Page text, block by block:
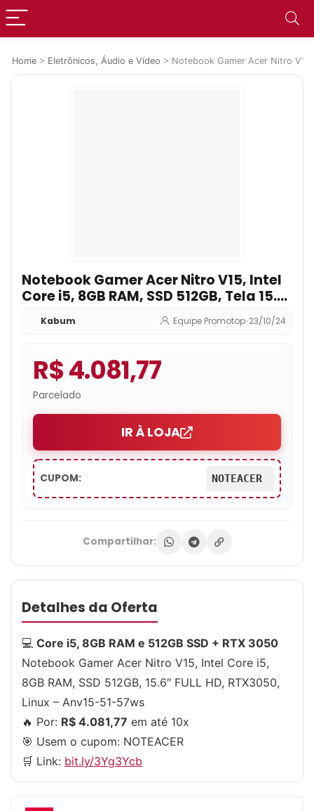
Home > Eletrônicos, Áudio e Vídeo > Notebook Gamer Acer Nitro V15,
Notebook Gamer Acer Nitro V15, Intel
Core i5, 8GB RAM, SSD 512GB, Tela 15.6″
FULL HD, NVIDIA RTX3050, Linux –
Anv15-51-57ws
Kabum Equipe Promotop•23/10/24
R$ 4.081,77
Parcelado
IR À LOJA
CUPOM: NOTEACER
Compartilhar:
Detalhes da Oferta
💻 Core i5, 8GB RAM e 512GB SSD + RTX 3050
Notebook Gamer Acer Nitro V15, Intel Core i5,
8GB RAM, SSD 512GB, 15.6″ FULL HD, RTX3050,
Linux – Anv15-51-57ws
🔥 Por: R$ 4.081,77 em até 10x
🎯 Usem o cupom: NOTEACER
🛒 Link: bit.ly/3Yg3Ycb